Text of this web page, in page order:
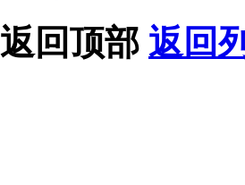
返回顶部 返回